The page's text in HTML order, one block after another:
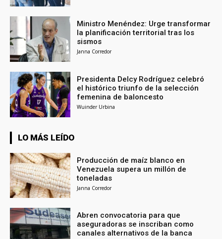
Ministro Menéndez: Urge transformar
la planificación territorial tras los
sismos
Janna Corredor
Presidenta Delcy Rodríguez celebró
el histórico triunfo de la selección
femenina de baloncesto
Wuinder Urbina
LO MÁS LEÍDO
Producción de maíz blanco en
Venezuela supera un millón de
toneladas
Janna Corredor
Abren convocatoria para que
aseguradoras se inscriban como
canales alternativos de la banca